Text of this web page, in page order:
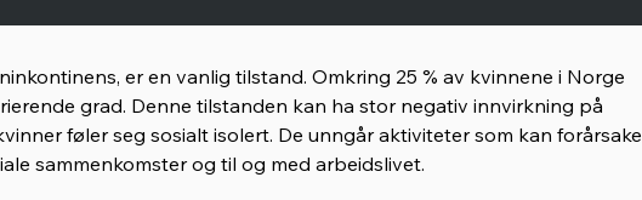
er en vanlig tilstand. Omkring 25 % av kvinnene i Norge
grad. Denne tilstanden kan ha stor negativ innvirkning på
føler seg sosialt isolert. De unngår aktiviteter som kan forårsake
sammenkomster og til og med arbeidslivet.